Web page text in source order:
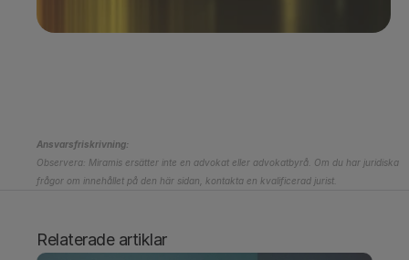
Ansvarsfriskrivning:
Observera: Miramis ersätter inte en advokat eller advokatbyrå. Om du har juridiska
frågor om innehållet på den här sidan, kontakta en kvalificerad jurist.
Relaterade artiklar